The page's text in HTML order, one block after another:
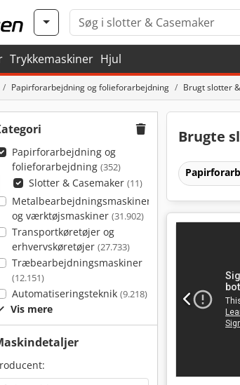
Trykkemaskiner Hjul
Papirforarbejdning og folieforarbejdning Brugt slotter
Papirforarbejdning og
folieforarbejdning (352)
Slotter & Casemaker (11)
Metalbearbejdningsmaskiner
og værktøjsmaskiner (31.902)
Transportkøretøjer og
erhvervskøretøjer (27.733)
Træbearbejdningsmaskiner
(12.151)
Automatiseringsteknik (9.218)
Vis mere
Brugte